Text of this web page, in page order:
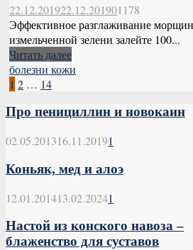
22.12.201922.12.201901178
Эффективное разглаживание
измельченной зелени залейте 100...
Читать далее
болезни кожи
Пагинация
записей
1 2 … 14
Про пенициллин и новокаин
02.05.201316.11.20191
Коньяк, мед и алоэ
12.01.201413.02.20241
Настой из конского навоза –
блаженство для суставов